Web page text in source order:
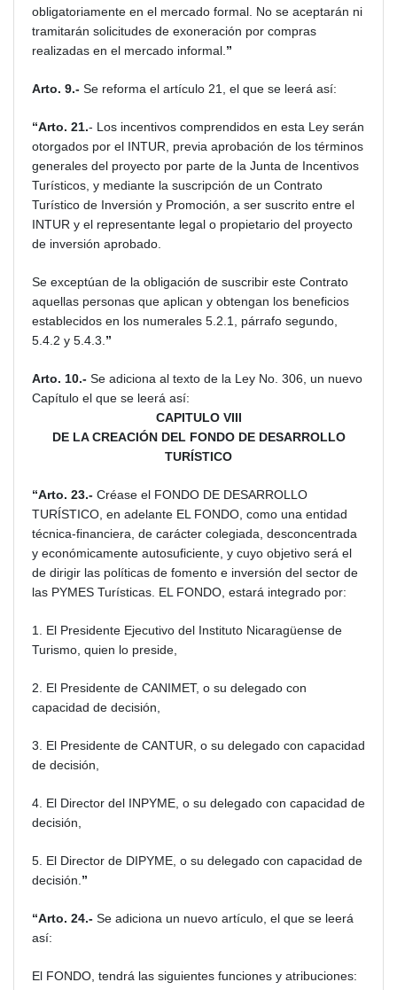
obligatoriamente en el mercado formal. No se aceptarán ni
tramitarán solicitudes de exoneración por compras
realizadas en el mercado informal. ”
Arto. 9.- Se reforma el artículo 21, el que se leerá así:
“Arto. 21.- Los incentivos comprendidos en esta Ley serán
otorgados por el INTUR, previa aprobación de los términos
generales del proyecto por parte de la Junta de Incentivos
Turísticos, y mediante la suscripción de un Contrato
Turístico de Inversión y Promoción, a ser suscrito entre el
INTUR y el representante legal o propietario del proyecto
de inversión aprobado.
Se exceptúan de la obligación de suscribir este Contrato
aquellas personas que aplican y obtengan los beneficios
establecidos en los numerales 5.2.1, párrafo segundo,
5.4.2 y 5.4.3. ”
Arto. 10.- Se adiciona al texto de la Ley No. 306, un nuevo
Capítulo el que se leerá así:
CAPITULO VIII
DE LA CREACIÓN DEL FONDO DE DESARROLLO
TURÍSTICO
“Arto. 23.- Créase el FONDO DE DESARROLLO
TURÍSTICO, en adelante EL FONDO, como una entidad
técnica-financiera, de carácter colegiada, desconcentrada
y económicamente autosuficiente, y cuyo objetivo será el
de dirigir las políticas de fomento e inversión del sector de
las PYMES Turísticas. EL FONDO, estará integrado por:
1. El Presidente Ejecutivo del Instituto Nicaragüense de
Turismo, quien lo preside,
2. El Presidente de CANIMET, o su delegado con
capacidad de decisión,
3. El Presidente de CANTUR, o su delegado con capacidad
de decisión,
4. El Director del INPYME, o su delegado con capacidad de
decisión,
5. El Director de DIPYME, o su delegado con capacidad de
decisión. ”
“Arto. 24.- Se adiciona un nuevo artículo, el que se leerá
así:
El FONDO, tendrá las siguientes funciones y atribuciones: